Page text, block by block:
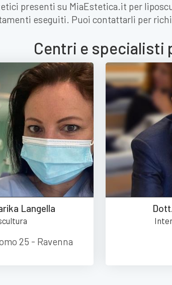
presenti su MiaEstetica.it per
eseguiti. Puoi contattarli per
Centri e specialisti
Langella
25 - Ravenna